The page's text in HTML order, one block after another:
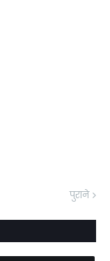
पुराने